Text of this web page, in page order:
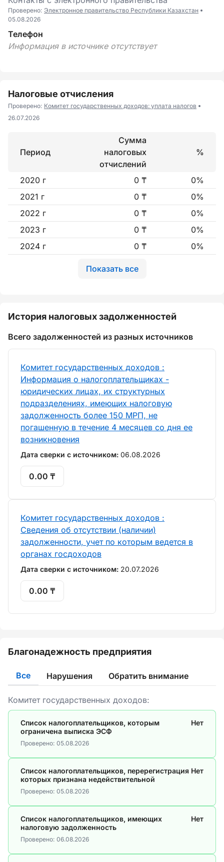
Проверено: Электронное правительство Республики Казахстан
05.08.2026
Телефон
Информация в источнике отсутствует
Налоговые отчисления
Проверено: Комитет государственных доходов: уплата налогов
26.07.2026
Период
Сумма
налоговых
отчислений
%
2020 г 0 ₸
0%
2021 г
0 ₸
0%
2022 г
0 ₸
0%
2023 г
0 ₸
0%
2024 г
0 ₸ 0%
Показать все
История налоговых задолженностей
Всего задолженностей из разных источников
Комитет государственных доходов :
Информация о налогоплательщиках -
юридических лицах, их структурных
подразделениях, имеющих налоговую
задолженность более 150 МРП, не
погашенную в течение 4 месяцев со дня ее
возникновения
Дата сверки с источником: 06.08.2026
0.00 ₸
Комитет государственных доходов :
Сведения об отсутствии (наличии)
задолженности, учет по которым ведется в
органах госдоходов
Дата сверки с источником: 20.07.2026
0.00 ₸
Благонадежность предприятия
Все Нарушения Обратить внимание
Комитет государственных доходов:
Список налогоплательщиков, которым
ограничена выписка ЭСФ
Нет
Проверено: 05.08.2026
Список налогоплательщиков, перерегистрация
которых признана недействительной
Нет
Проверено: 05.08.2026
Список налогоплательщиков, имеющих
налоговую задолженность
Нет
Проверено: 06.08.2026